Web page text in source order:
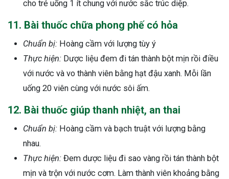
cho trẻ uống 1 ít chung với nước sắc trúc diệp.
11. Bài thuốc chữa phong phế có hỏa
Chuẩn bị: Hoàng cầm với lượng tùy ý
Thực hiện: Dược liệu đem đi tán thành bột mịn rồi điều
với nước và vo thành viên bằng hạt đậu xanh. Mỗi lần
uống 20 viên cùng với nước sôi ấm.
12. Bài thuốc giúp thanh nhiệt, an thai
Chuẩn bị: Hoàng cầm và bạch truật với lượng bằng
nhau.
Thực hiện: Đem dược liệu đi sao vàng rồi tán thành bột
mịn và trộn với nước cơm. Làm thành viên khoảng bằng